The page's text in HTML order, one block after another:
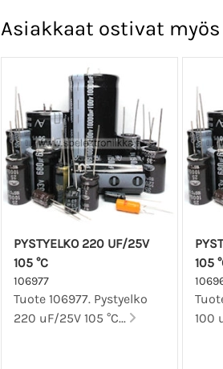
Asiakkaat ostivat myös
PYSTYELKO 220 UF/25V
105 °C
106977
Tuote 106977. Pystyelko
220 uF/25V 105 °C...
105
100